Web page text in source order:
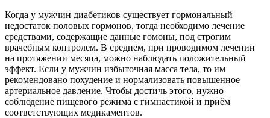
Когда у мужчин диабетиков существует гормональный
недостаток половых гормонов, тогда необходимо лечение
средствами, содержащие данные гомоны, под строгим
врачебным контролем. В среднем, при проводимом лечении
на протяжении месяца, можно наблюдать положительный
эффект. Если у мужчин избыточная масса тела, то им
рекомендовано похудение и нормализовать повышенное
артериальное давление. Чтобы достичь этого, нужно
соблюдение пищевого режима с гимнастикой и приём
соответствующих медикаментов.